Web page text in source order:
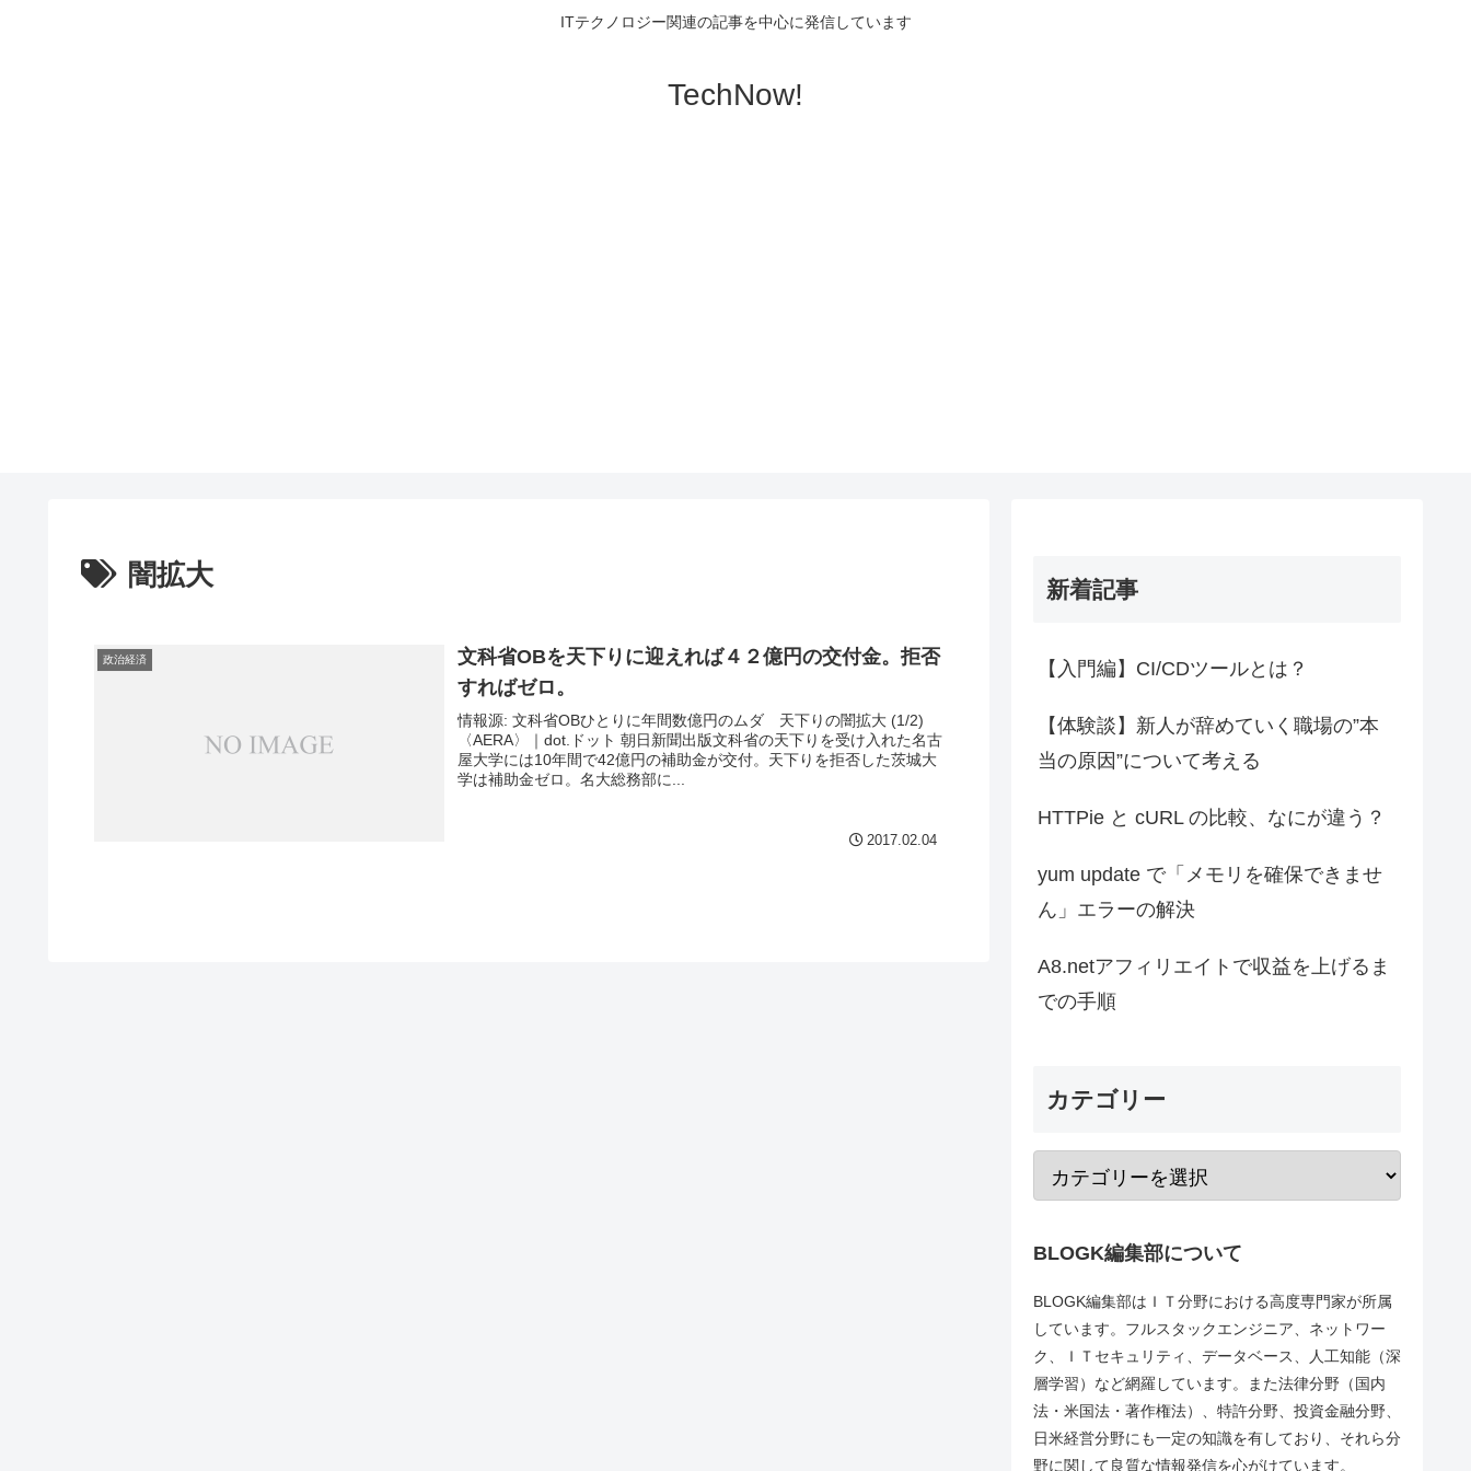
ITテクノロジー関連の記事を中心に発信しています
TechNow!
闇拡大
政治経済
文科省OBを天下りに迎えれば４２億円の交付金。拒否
すればゼロ。
情報源: 文科省OBひとりに年間数億円のムダ 天下りの闇拡大 (1/2)
〈AERA〉｜dot.ドット 朝日新聞出版文科省の天下りを受け入れた名古
屋大学には10年間で42億円の補助金が交付。天下りを拒否した茨城大
学は補助金ゼロ。名大総務部に...
2017.02.04
新着記事
【入門編】CI/CDツールとは？
【体験談】新人が辞めていく職場の”本
当の原因”について考える
HTTPie と cURL の比較、なにが違う？
yum update で「メモリを確保できませ
ん」エラーの解決
A8.netアフィリエイトで収益を上げるま
での手順
カテゴリー
BLOGK編集部について
BLOGK編集部はＩＴ分野における高度専門家が所属
しています。フルスタックエンジニア、ネットワー
ク、ＩＴセキュリティ、データベース、人工知能（深
層学習）など網羅しています。また法律分野（国内
法・米国法・著作権法）、特許分野、投資金融分野、
日米経営分野にも一定の知識を有しており、それら分
野に関して良質な情報発信を心がけています。